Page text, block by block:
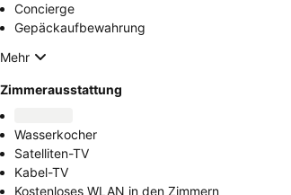
Concierge
Gepäckaufbewahrung
Mehr
Zimmerausstattung
Wasserkocher
Satelliten-TV
Kabel-TV
Kostenloses WLAN in den Zimmern